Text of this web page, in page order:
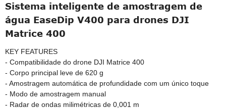
Sistema inteligente de amostragem de
água EaseDip V400 para drones DJI
Matrice 400
KEY FEATURES
- Compatibilidade do drone DJI Matrice 400
- Corpo principal leve de 620 g
- Amostragem automática de profundidade com um único toque
- Modo de amostragem manual
- Radar de ondas milimétricas de 0,001 m